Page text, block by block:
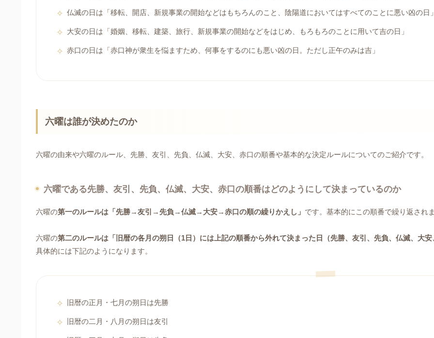
仏滅の日は「移転、開店、新規事業の開始などはもちろんのこと、陰陽道においてはすべてのことに悪い凶の日
大安の日は「婚姻、移転、建築、旅行、新規事業の開始などをはじめ、もろもろのことに用いて吉の日」
赤口の日は「赤口神が衆生を悩ますため、何事をするのにも悪い凶の日。ただし正午のみは吉」
六曜は誰が決めたのか
六曜の由来や六曜のルール、先勝、友引、先負、仏滅、大安、赤口の順番や基本的な決定ルールについてのご紹介です。
六曜である先勝、友引、先負、仏滅、大安、赤口の順番はどのようにして決まっているのか
六曜の第一のルールは「先勝→友引→先負→仏滅→大安→赤口の順の繰りかえし」 です。基本的にこの順番で繰り返され
六曜の第二のルールは「旧暦の各月の朔日（1日）には上記の順番から外れて決まった日（先勝、友引、先負、仏滅、大
具体的には下記のようになります。
旧暦の正月・七月の朔日は先勝
旧暦の二月・八月の朔日は友引